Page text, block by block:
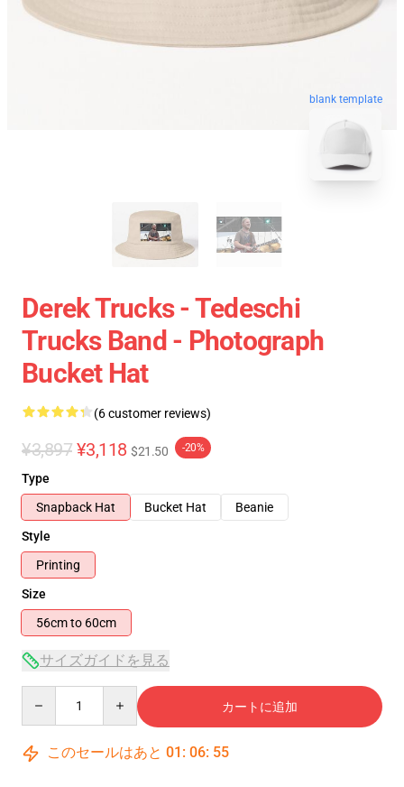
blank template
Derek Trucks - Tedeschi
Trucks Band - Photograph
Bucket Hat
(6 customer reviews)
¥3,897 ¥3,118 $21.50 -20%
Type
Snapback Hat
Bucket Hat
Beanie
Style
Printing
Size
56cm to 60cm
サイズガイドを見る
カートに追加
このセールはあと 01 : 06: 54